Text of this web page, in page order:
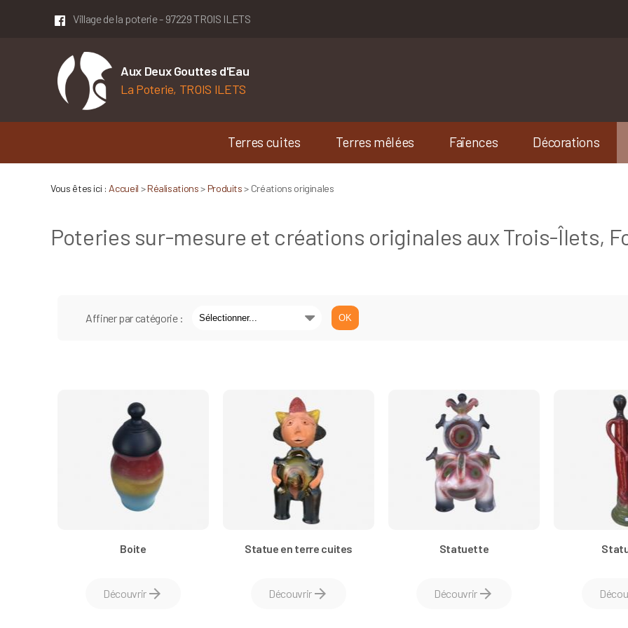
Village de la poterie - 97229 TROIS ILETS
Aux Deux Gouttes d'Eau
La Poterie, TROIS ILETS
Terres cuites Terres mêlées Faïences Décorations
Vous êtes ici : Accueil >Réalisations> Produits> Créations originales
Poteries sur-mesure et créations originales aux Trois-Îlets,
Affiner par catégorie :
Boite
Découvrirarrow_forward
Statue en terre cuites
Découvrirarrow_forward
Statuette
Découvrirarrow_forward